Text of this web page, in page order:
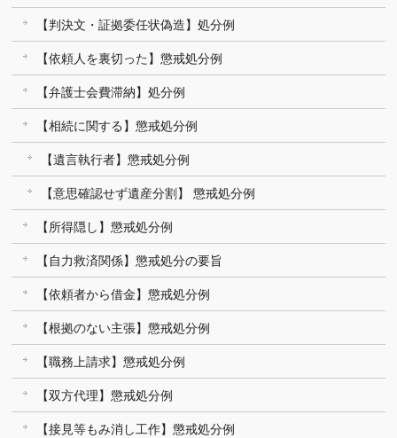
【判決文・証拠委任状偽造】処分例
【依頼人を裏切った】懲戒処分例
【弁護士会費滞納】処分例
【相続に関する】懲戒処分例
【遺言執行者】懲戒処分例
【意思確認せず遺産分割】 懲戒処分例
【所得隠し】懲戒処分例
【自力救済関係】懲戒処分の要旨
【依頼者から借金】懲戒処分例
【根拠のない主張】懲戒処分例
【職務上請求】懲戒処分例
【双方代理】懲戒処分例
【接見等もみ消し工作】懲戒処分例